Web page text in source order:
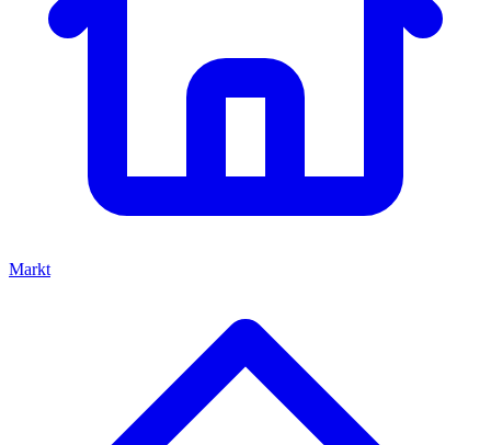
Markt